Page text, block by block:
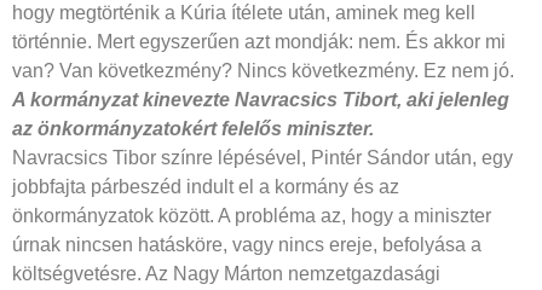
hogy megtörténik a Kúria ítélete után, aminek meg kell
történnie. Mert egyszerűen azt mondják: nem. És akkor mi
van? Van következmény? Nincs következmény. Ez nem jó.
A kormányzat kinevezte Navracsics Tibort, aki jelenleg
az önkormányzatokért felelős miniszter.
Navracsics Tibor színre lépésével, Pintér Sándor után, egy
jobbfajta párbeszéd indult el a kormány és az
önkormányzatok között. A probléma az, hogy a miniszter
úrnak nincsen hatásköre, vagy nincs ereje, befolyása a
költségvetésre. Az Nagy Márton nemzetgazdasági